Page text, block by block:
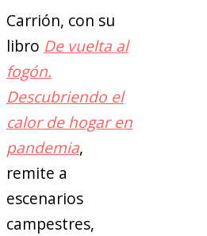
Carrión, con su
libro De vuelta al
fogón.
Descubriendo el
calor de hogar en
pandemia,
remite a
escenarios
campestres,